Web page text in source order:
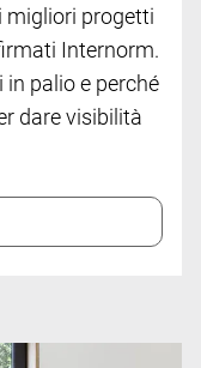
migliori progetti
Internorm.
palio e perché
dare visibilità